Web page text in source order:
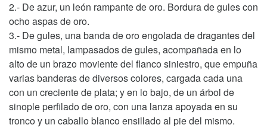
2.- De azur, un león rampante de oro. Bordura de gules con
ocho aspas de oro.
3.- De gules, una banda de oro engolada de dragantes del
mismo metal, lampasados de gules, acompañada en lo
alto de un brazo moviente del flanco siniestro, que empuña
varias banderas de diversos colores, cargada cada una
con un creciente de plata; y en lo bajo, de un árbol de
sinople perfilado de oro, con una lanza apoyada en su
tronco y un caballo blanco ensillado al pie del mismo.